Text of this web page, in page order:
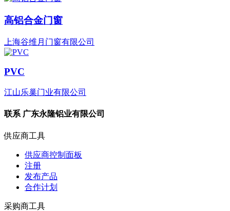
高铝合金门窗
上海谷维月门窗有限公司
PVC
江山乐巢门业有限公司
联系 广东永隆铝业有限公司
供应商工具
供应商控制面板
注册
发布产品
合作计划
采购商工具